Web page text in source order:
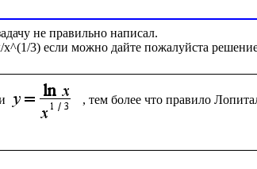
не правильно написал.